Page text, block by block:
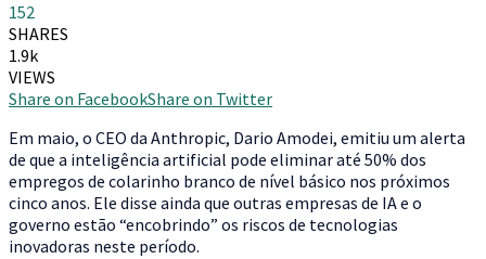
152
SHARES
1.9k
VIEWS
Share on FacebookShare on Twitter
Em maio, o CEO da Anthropic, Dario Amodei, emitiu um alerta
de que a inteligência artificial pode eliminar até 50% dos
empregos de colarinho branco de nível básico nos próximos
cinco anos. Ele disse ainda que outras empresas de IA e o
governo estão “encobrindo” os riscos de tecnologias
inovadoras neste período.